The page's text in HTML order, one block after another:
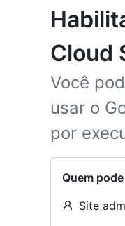
Cloud
Você
usar o
por
Quem
Site